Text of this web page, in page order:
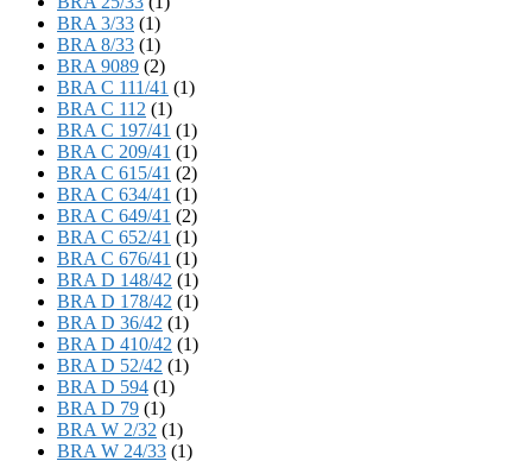
BRA 3/33 (1)
BRA 8/33 (1)
BRA 9089 (2)
BRA C 111/41 (1)
BRA C 112 (1)
BRA C 197/41 (1)
BRA C 209/41 (1)
BRA C 615/41 (2)
BRA C 634/41 (1)
BRA C 649/41 (2)
BRA C 652/41 (1)
BRA C 676/41 (1)
BRA D 148/42 (1)
BRA D 178/42 (1)
BRA D 36/42 (1)
BRA D 410/42 (1)
BRA D 52/42 (1)
BRA D 594 (1)
BRA D 79 (1)
BRA W 2/32 (1)
BRA W 24/33 (1)